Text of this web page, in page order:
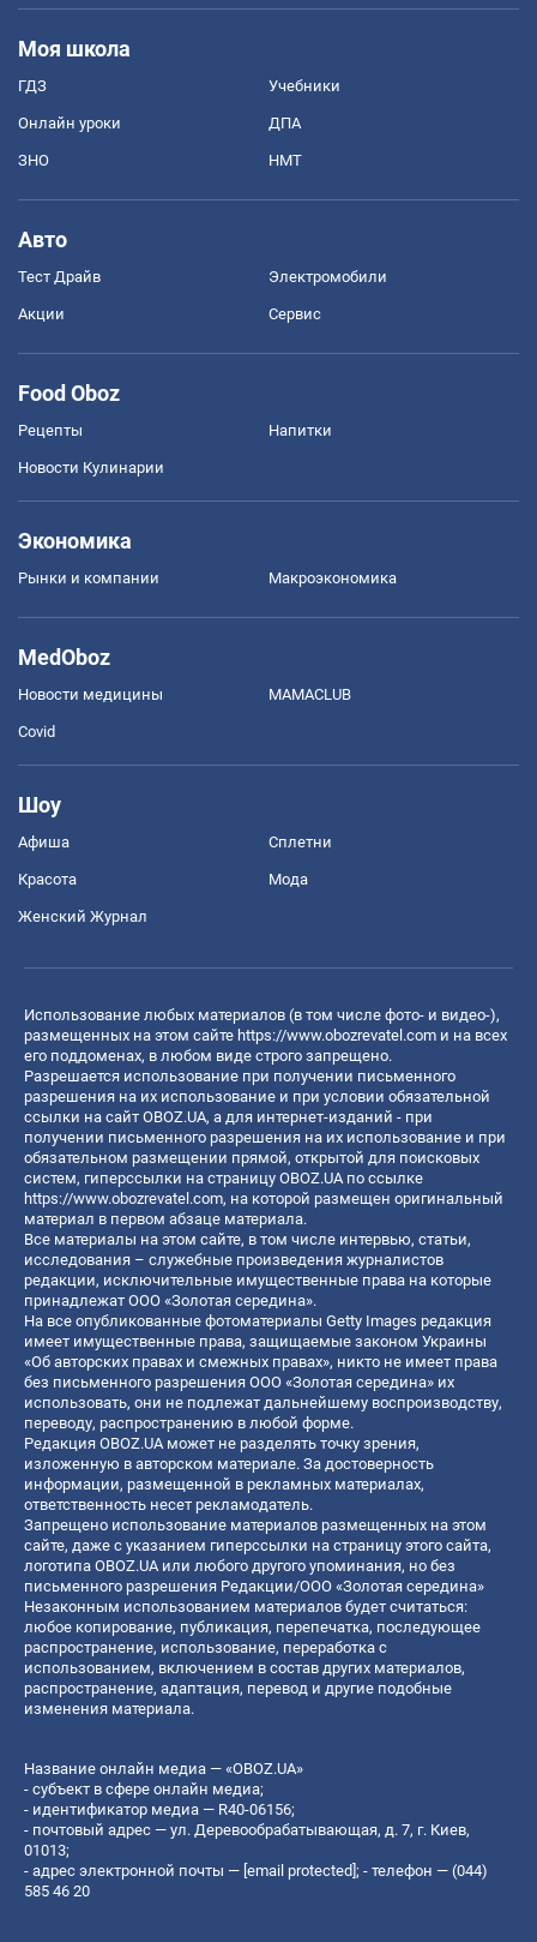
Моя школа
ГДЗ Учебники
Онлайн уроки ДПА
ЗНО НМТ
Авто
Тест Драйв Электромобили
Акции Сервис
Food Oboz
Рецепты Напитки
Новости Кулинарии
Экономика
Рынки и компании Mакроэкономика
MedOboz
Новости медицины MAMACLUB
Covid
Шоу
Афиша Сплетни
Красота Мода
Женский Журнал
Использование любых материалов (в том числе фото- и видео-),
размещенных на этом сайте https://www.obozrevatel.com и на всех
его поддоменах, в любом виде строго запрещено.
Разрешается использование при получении письменного
разрешения на их использование и при условии обязательной
ссылки на сайт OBOZ.UA, а для интернет-изданий - при
получении письменного разрешения на их использование и при
обязательном размещении прямой, открытой для поисковых
систем, гиперссылки на страницу OBOZ.UA по ссылке
https://www.obozrevatel.com, на которой размещен оригинальный
материал в первом абзаце материала.
Все материалы на этом сайте, в том числе интервью, статьи,
исследования – служебные произведения журналистов
редакции, исключительные имущественные права на которые
принадлежат ООО «Золотая середина».
На все опубликованные фотоматериалы Getty Images редакция
имеет имущественные права, защищаемые законом Украины
«Об авторских правах и смежных правах», никто не имеет права
без письменного разрешения ООО «Золотая середина» их
использовать, они не подлежат дальнейшему воспроизводству,
переводу, распространению в любой форме.
Редакция OBOZ.UA может не разделять точку зрения,
изложенную в авторском материале. За достоверность
информации, размещенной в рекламных материалах,
ответственность несет рекламодатель.
Запрещено использование материалов размещенных на этом
сайте, даже с указанием гиперссылки на страницу этого сайта,
логотипа OBOZ.UA или любого другого упоминания, но без
письменного разрешения Редакции/ООО «Золотая середина»
Незаконным использованием материалов будет считаться:
любое копирование, публикация, перепечатка, последующее
распространение, использование, переработка с
использованием, включением в состав других материалов,
распространение, адаптация, перевод и другие подобные
изменения материала.
Название онлайн медиа — «OBOZ.UA»
- субъект в сфере онлайн медиа;
- идентификатор медиа — R40-06156;
- почтовый адрес — ул. Деревообрабатывающая, д. 7, г. Киев,
01013;
- адрес электронной почты — [email protected] ; - телефон — (044)
585 46 20